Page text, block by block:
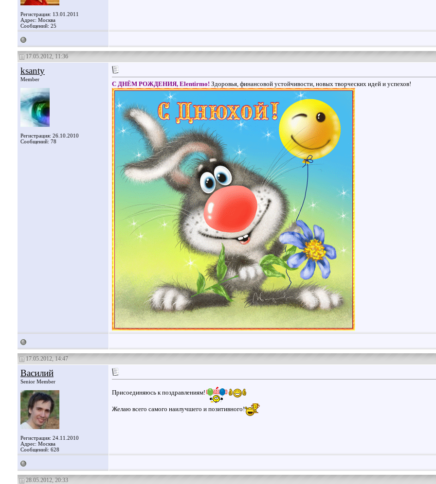
Регистрация: 13.01.2011
Адрес: Москва
Сообщений: 25
17.05.2012, 11:36
ksanty
Member
Регистрация: 26.10.2010
Сообщений: 78
С ДНЁМ РОЖДЕНИЯ, Elentirmo! Здоровья, финансовой устойчивости, новых творческих идей и успехов!
17.05.2012, 14:47
Василий
Senior Member
Регистрация: 24.11.2010
Адрес: Москва
Сообщений: 628
Присоединяюсь к поздравлениям!
Желаю всего самого наилучшего и позитивного!
28.05.2012, 20:33